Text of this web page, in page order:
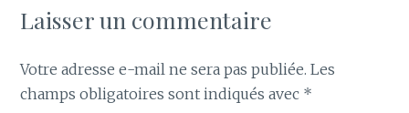
Laisser un commentaire
Votre adresse e-mail ne sera pas publiée. Les
champs obligatoires sont indiqués avec *